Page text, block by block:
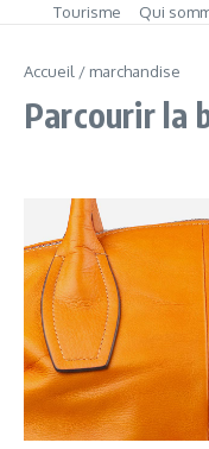
Tourisme
Qui
Accueil / marchandise
Parcourir la